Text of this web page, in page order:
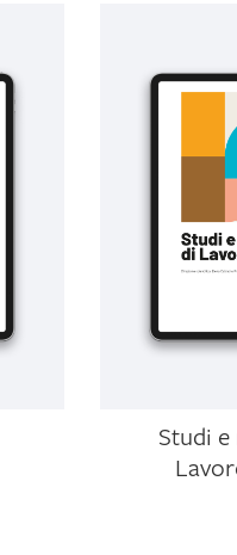
Studi